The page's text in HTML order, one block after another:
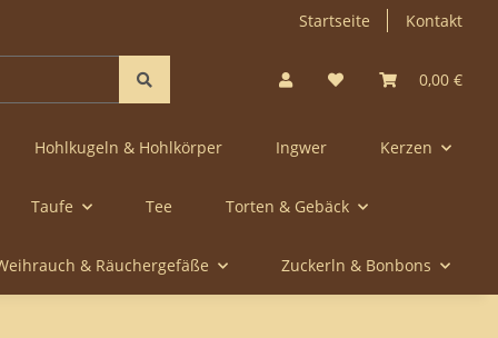
Startseite Kontakt
0,00 €
Hohlkugeln & Hohlkörper Ingwer Kerzen
Taufe Tee Torten & Gebäck
& Räuchergefäße Zuckerln & Bonbons